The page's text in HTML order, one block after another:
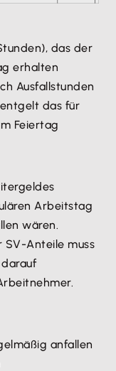
das der
erhalten
Ausfallstunden
das für
Feiertag
Arbeitstag
wären.
SV-Anteile muss
darauf
anfallen